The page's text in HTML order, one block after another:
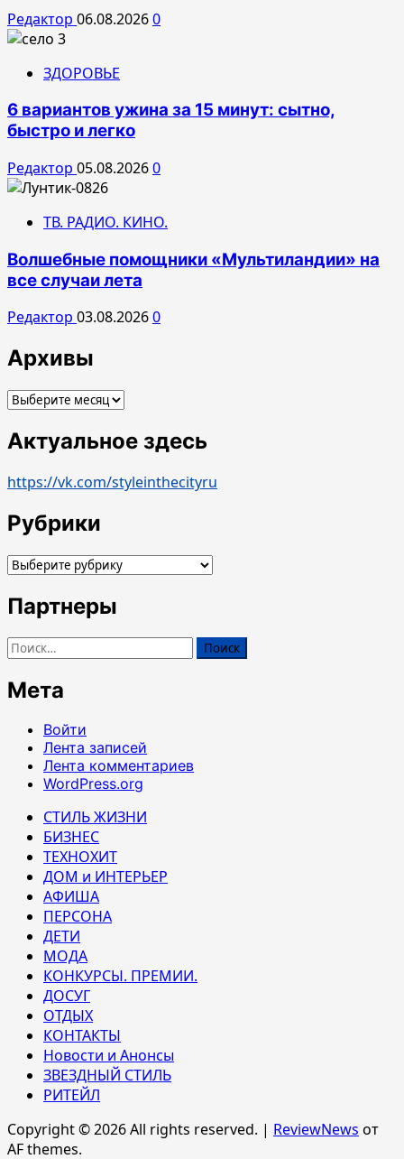
Редактор 06.08.20260
ЗДОРОВЬЕ
6 вариантов ужина за 15 минут: сытно,
быстро и легко
Редактор 05.08.20260
ТВ. РАДИО. КИНО.
Волшебные помощники «Мультиландии» на
все случаи лета
Редактор 03.08.20260
Архивы
Архивы
Актуальное здесь
https://vk.com/styleinthecityru
Рубрики
Рубрики
Партнеры
Найти:
Мета
Войти
Лента записей
Лента комментариев
WordPress.org
СТИЛЬ ЖИЗНИ
БИЗНЕС
ТЕХНОХИТ
ДОМ и ИНТЕРЬЕР
АФИША
ПЕРСОНА
ДЕТИ
МОДА
КОНКУРСЫ. ПРЕМИИ.
ДОСУГ
ОТДЫХ
КОНТАКТЫ
Новости и Анонсы
ЗВЕЗДНЫЙ СТИЛЬ
РИТЕЙЛ
Copyright © 2026 All rights reserved. | ReviewNews от
AF themes.